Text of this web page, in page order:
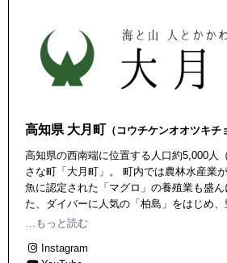
高知県 大月町 （コウチケンオオツキチ
高知県の西南端に位置する人口約5,000人
さな町「大月町」。 町内では農林水産業
魚に認定された「マグロ」の養殖業も盛
た、ダイバーに人気の「柏島」をはじめ
観光地がたくさん。サンゴとたくさんの魚
そして豊かな自然の中は全国有数の“釣り”
…もっと読む
Instagram